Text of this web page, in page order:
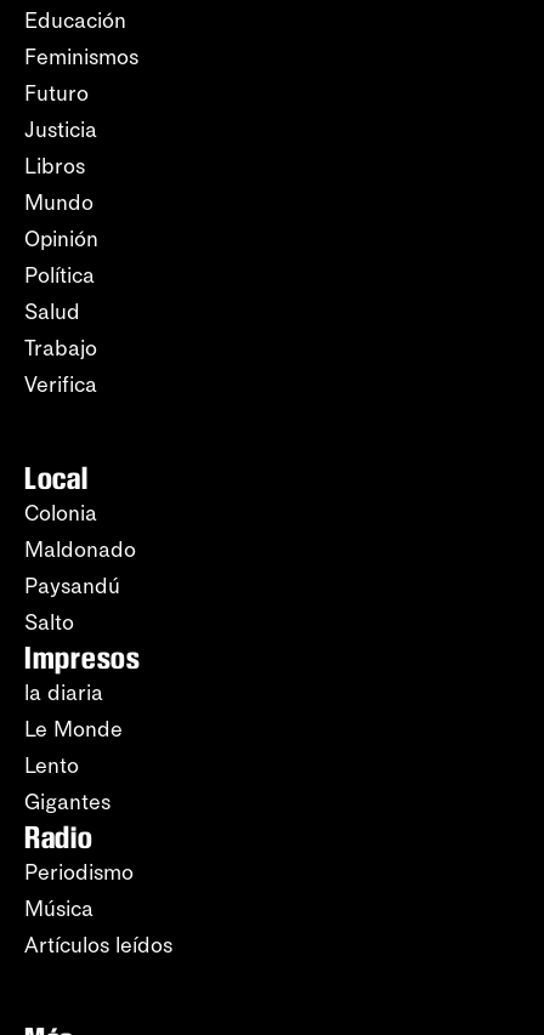
Educación
Feminismos
Futuro
Justicia
Libros
Mundo
Opinión
Política
Salud
Trabajo
Verifica
Local
Colonia
Maldonado
Paysandú
Salto
Impresos
la diaria
Le Monde
Lento
Gigantes
Radio
Periodismo
Música
Artículos leídos